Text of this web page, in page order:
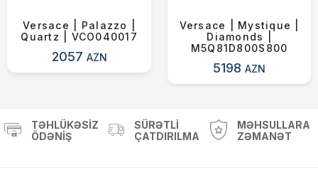
Versace | Palazzo |
Quartz | VCO040017
2057 AZN
Versace | Mystique |
Diamonds |
M5Q81D800S800
5198AZN
TƏHLÜKƏSIZ
ÖDƏNIŞ
SÜRƏTLI
ÇATDIRILMA
MƏHSULLARA
ZƏMANƏT